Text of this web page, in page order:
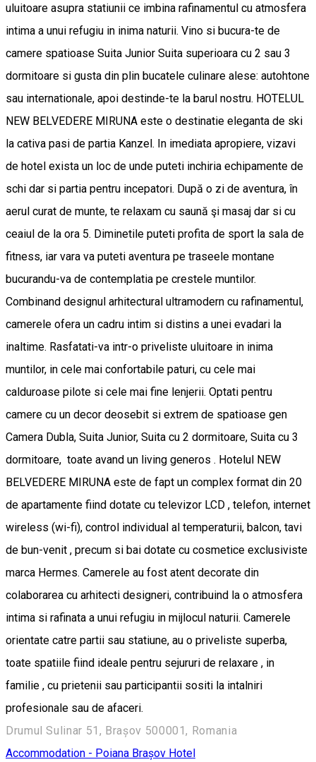
uluitoare asupra statiunii ce imbina rafinamentul cu atmosfera
intima a unui refugiu in inima naturii. Vino si bucura-te de
camere spatioase Suita Junior Suita superioara cu 2 sau 3
dormitoare si gusta din plin bucatele culinare alese: autohtone
sau internationale, apoi destinde-te la barul nostru. HOTELUL
NEW BELVEDERE MIRUNA este o destinatie eleganta de ski
la cativa pasi de partia Kanzel. In imediata apropiere, vizavi
de hotel exista un loc de unde puteti inchiria echipamente de
schi dar si partia pentru incepatori. După o zi de aventura, în
aerul curat de munte, te relaxam cu saună şi masaj dar si cu
ceaiul de la ora 5. Diminetile puteti profita de sport la sala de
fitness, iar vara va puteti aventura pe traseele montane
bucurandu-va de contemplatia pe crestele muntilor.
Combinand designul arhitectural ultramodern cu rafinamentul,
camerele ofera un cadru intim si distins a unei evadari la
inaltime. Rasfatati-va intr-o priveliste uluitoare in inima
muntilor, in cele mai confortabile paturi, cu cele mai
calduroase pilote si cele mai fine lenjerii. Optati pentru
camere cu un decor deosebit si extrem de spatioase gen
Camera Dubla, Suita Junior, Suita cu 2 dormitoare, Suita cu 3
dormitoare, toate avand un living generos . Hotelul NEW
BELVEDERE MIRUNA este de fapt un complex format din 20
de apartamente fiind dotate cu televizor LCD , telefon, internet
wireless (wi-fi), control individual al temperaturii, balcon, tavi
de bun-venit , precum si bai dotate cu cosmetice exclusiviste
marca Hermes. Camerele au fost atent decorate din
colaborarea cu arhitecti designeri, contribuind la o atmosfera
intima si rafinata a unui refugiu in mijlocul naturii. Camerele
orientate catre partii sau statiune, au o priveliste superba,
toate spatiile fiind ideale pentru sejururi de relaxare , in
familie , cu prietenii sau participantii sositi la intalniri
profesionale sau de afaceri.
Drumul Sulinar 51, Brașov 500001, Romania
Accommodation - Poiana Brașov Hotel